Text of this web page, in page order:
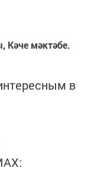
Кәче мәктәбе.
в